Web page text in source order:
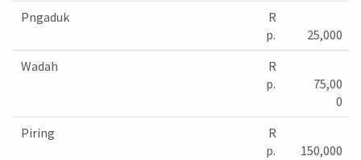
Pngaduk
R
p.
25,000
Wadah
R
p.
75,00
0
Piring
R
p.
150,000